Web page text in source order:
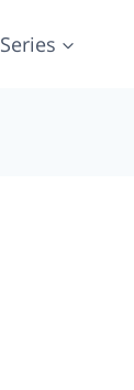
Series